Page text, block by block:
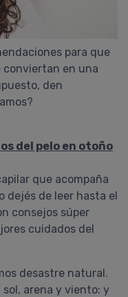
para que
conviertan en una
den
del pelo en otoño
que acompaña
dejés de leer hasta el
consejos súper
cuidados del
desastre natural.
sol, arena y viento: y